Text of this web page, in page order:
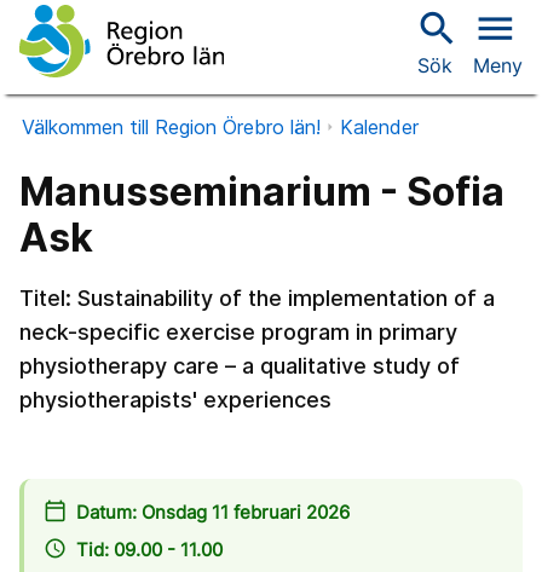
search
Sök
menu
Meny
Välkommen till Region Örebro län! Kalender
Manusseminarium - Sofia
Ask
Titel: Sustainability of the implementation of a
neck-specific exercise program in primary
physiotherapy care – a qualitative study of
physiotherapists' experiences
calendar_today Datum: Onsdag 11 februari 2026
access_time Tid: 09.00 - 11.00